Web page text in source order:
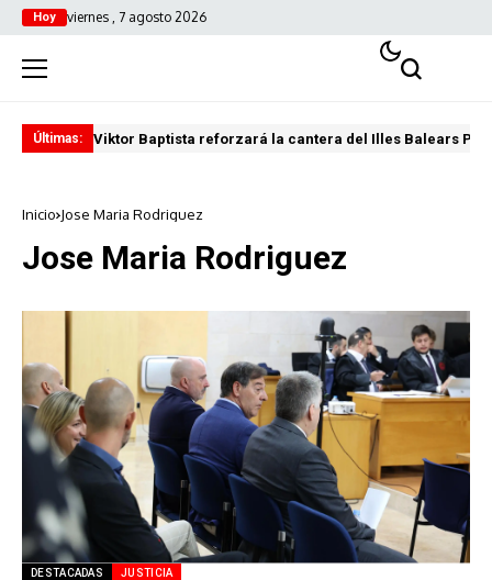
Hoy viernes , 7 agosto 2026
Últimas: Viktor Baptista reforzará la cantera del Illes Balears
Inicio Jose Maria Rodriguez
Jose Maria Rodriguez
DESTACADAS JUSTICIA